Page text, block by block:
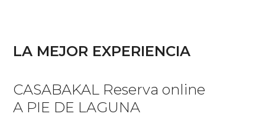
LA MEJOR EXPERIENCIA
CASABAKAL Reserva online
A PIE DE LAGUNA